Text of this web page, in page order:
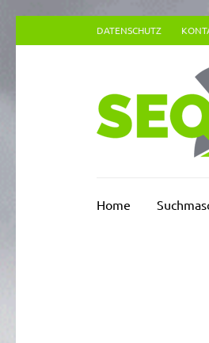
Inhalt
DATENSCHUTZ
Home